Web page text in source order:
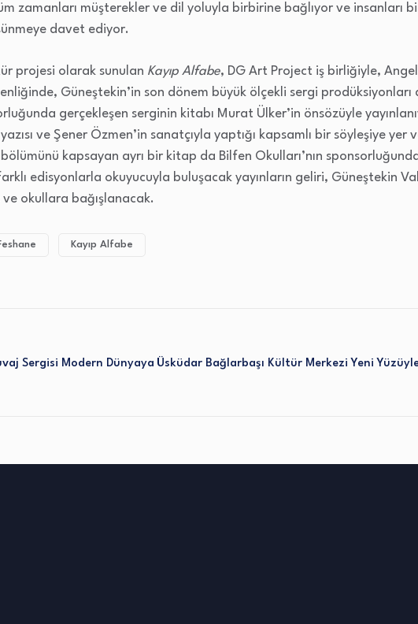
zamanları müşterekler ve dil yoluyla birbirine bağlıyor ve insanları
davet ediyor.
projesi olarak sunulan Kayıp Alfabe, DG Art Project iş birliğiyle,
Güneştekin’in son dönem büyük ölçekli sergi prodüksiyonları
gerçekleşen serginin kitabı Murat Ülker’in önsözüyle
ve Şener Özmen’in sanatçıyla yaptığı kapsamlı bir söyleşiye yer
kapsayan ayrı bir kitap da Bilfen Okulları’nın sponsorluğunda
edisyonlarla okuyucuyla buluşacak yayınların geliri, Güneştekin
okullara bağışlanacak.
Kayıp Alfabe
Sergisi Modern Dünyaya Üsküdar Bağlarbaşı Kültür Merkezi Yeni Yüzüyle